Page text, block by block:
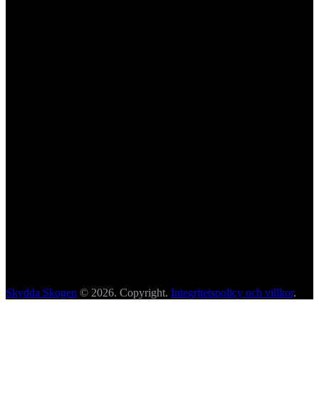
Skydda Skogen © 2026. Copyright. Integritetspolicy och villkor.